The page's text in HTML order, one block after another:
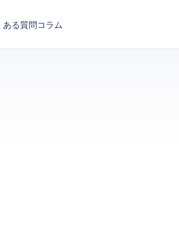
ある質問コラム